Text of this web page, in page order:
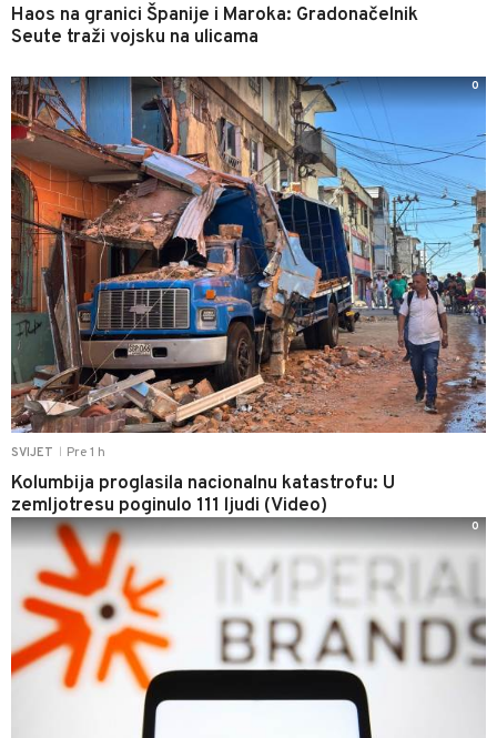
Haos na granici Španije i Maroka: Gradonačelnik
Seute traži vojsku na ulicama
SVIJET Pre 1 h
Kolumbija proglasila nacionalnu katastrofu: U
zemljotresu poginulo 111 ljudi (Video)
0
0